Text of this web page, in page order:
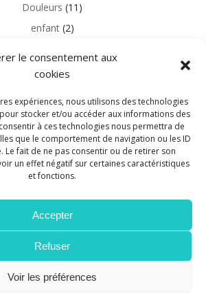
le consentement aux
cookies
expériences, nous utilisons des technologies
stocker et/ou accéder aux informations des
à ces technologies nous permettra de
que le comportement de navigation ou les ID
Le fait de ne pas consentir ou de retirer son
un effet négatif sur certaines caractéristiques
et fonctions.
Accepter
Refuser
Voir les préférences
Douleurs (11)
enfant(2)
Information(11)
Sports(1)
Uncategorized(2)
bebe this is a link
WordPress and